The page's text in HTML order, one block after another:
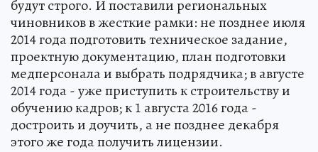
будут строго. И поставили региональных
чиновников в жесткие рамки: не позднее июля
2014 года подготовить техническое задание,
проектную документацию, план подготовки
медперсонала и выбрать подрядчика; в августе
2014 года - уже приступить к строительству и
обучению кадров; к 1 августа 2016 года -
достроить и доучить, а не позднее декабря
этого же года получить лицензии.